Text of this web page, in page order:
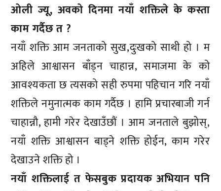
ओली ज्यू, अवको दिनमा नयाँ शक्तिले के कस्ता
काम गर्दैछ त ?
नयाँ शक्ति आम जनताको सुख,दुःखको साथी हो । म
अहिले आश्वासन बाँड्न चाहान्न, समाजमा के को
आवश्यकता छ त्यसको सही रुपमा पहिचान गरि नयाँ
शक्तिले नमुनात्मक काम गर्दैछ । हामि प्रचारबाजी गर्न
चाहान्नौ, हामी गरेर देखाउँछौं । आम जनताले बुझोस्,
नयाँ शक्ति आश्वासन बाड्ने शक्ति होईन, काम गरेर
देखाउने शक्ति हो ।
नयाँ शक्तिलाई त फेसबुक प्रदायक अभियान पनि